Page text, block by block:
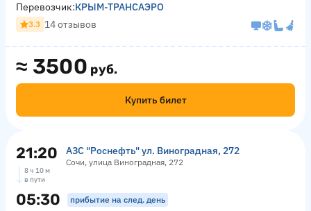
≈ 3500 руб.
Купить билет
Перевозчик:КРЫМ-ТРАНСАЭРО
3.3 14 отзывов
21:20 АЗС "Роснефть" ул. Виноградная, 272
Сочи, улица Виноградная, 272
8 ч 10 м
в пути
05:30 прибытие на след. день